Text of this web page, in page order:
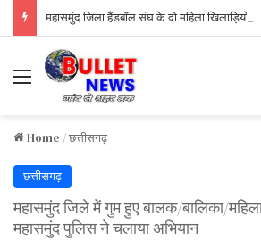
Menu
Home /छत्तीसगढ़
छत्तीसगढ़
महासमुंद जिले में गुम हुए बालक/बालिका/
महासमुंद पुलिस ने चलाया अभियान